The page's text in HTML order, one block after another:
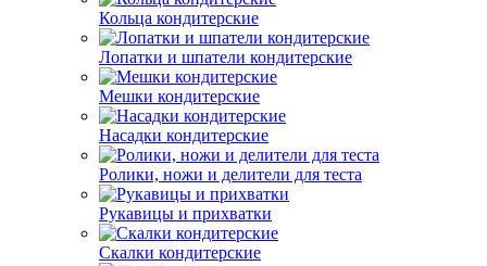
Кольца кондитерские
Лопатки и шпатели кондитерские
Мешки кондитерские
Насадки кондитерские
Ролики, ножи и делители для теста
Рукавицы и прихватки
Скалки кондитерские